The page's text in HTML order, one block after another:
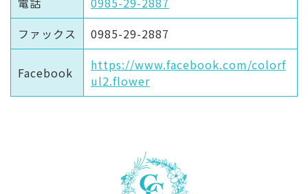
ファックス
0985-29-2887
Facebook
https://www.facebook.com/colorf
ul2.flower